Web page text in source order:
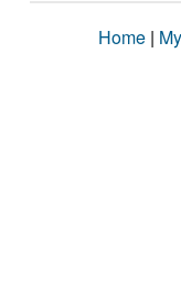
Home |